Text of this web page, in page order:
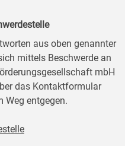
aus oben genannter
mittels Beschwerde an
mbH
das Kontaktformular
Weg entgegen.